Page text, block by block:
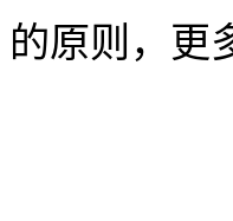
的原则，更